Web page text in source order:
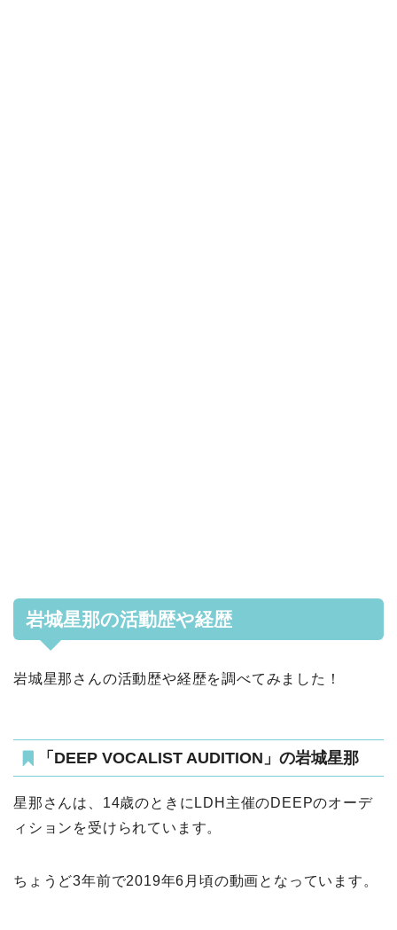
岩城星那の活動歴や経歴
岩城星那さんの活動歴や経歴を調べてみました！
「DEEP VOCALIST AUDITION」の岩城星那
星那さんは、14歳のときにLDH主催のDEEPのオーデ
ィションを受けられています。
ちょうど3年前で2019年6月頃の動画となっています。